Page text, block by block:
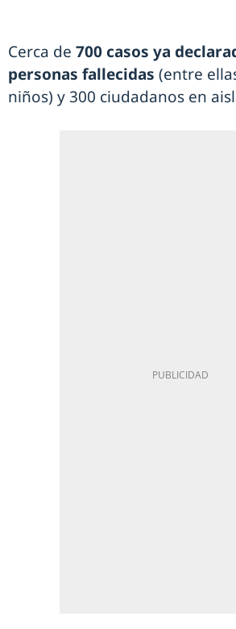
Cerca de 700 casos ya
personas fallecidas (entre
niños) y 300 ciudadanos en